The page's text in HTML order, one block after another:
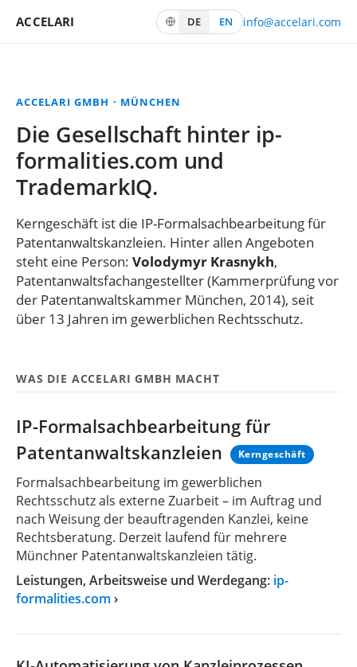
ACCELARI DE EN info@accelari.com
ACCELARI GMBH · MÜNCHEN
Die Gesellschaft hinter ip-
formalities.com und
TrademarkIQ.
Kerngeschäft ist die IP-Formalsachbearbeitung für
Patentanwaltskanzleien. Hinter allen Angeboten
steht eine Person: Volodymyr Krasnykh,
Patentanwaltsfachangestellter (Kammerprüfung vor
der Patentanwaltskammer München, 2014), seit
über 13 Jahren im gewerblichen Rechtsschutz.
WAS DIE ACCELARI GMBH MACHT
IP-Formalsachbearbeitung für
Patentanwaltskanzleien
Kerngeschäft
Formalsachbearbeitung im gewerblichen
Rechtsschutz als externe Zuarbeit – im Auftrag und
nach Weisung der beauftragenden Kanzlei, keine
Rechtsberatung. Derzeit laufend für mehrere
Münchner Patentanwaltskanzleien tätig.
Leistungen, Arbeitsweise und Werdegang: ip-
formalities.com ›